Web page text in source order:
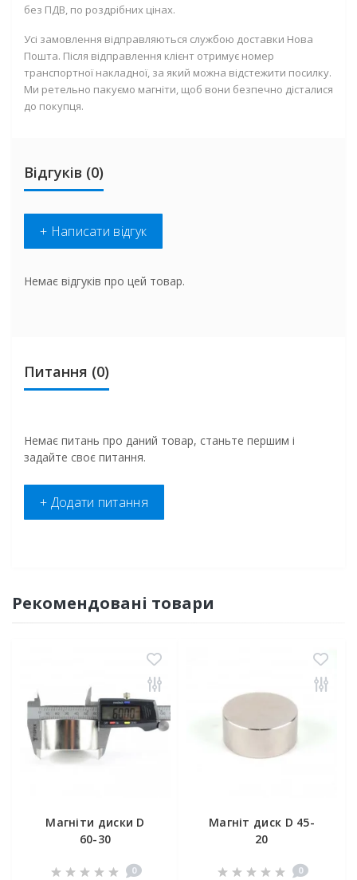
без ПДВ, по роздрібних цінах.
Усі замовлення відправляються службою доставки Нова
Пошта. Після відправлення клієнт отримує номер
транспортної накладної, за який можна відстежити посилку.
Ми ретельно пакуємо магніти, щоб вони безпечно дісталися
до покупця.
Відгуків (0)
+ Написати відгук
Немає відгуків про цей товар.
Питання (0)
Немає питань про даний товар, станьте першим і
задайте своє питання.
+ Додати питання
Рекомендовані товари
Магніти диски D
60-30
0
Магніт диск D 45-
20
0